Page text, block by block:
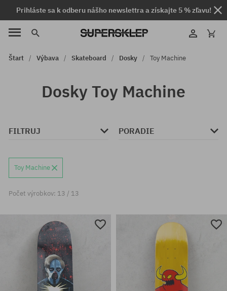
Prihláste sa k odberu nášho newslettra a získajte 5 % zľavu!
Štart Výbava Skateboard Dosky Toy Machine
Dosky Toy Machine
FILTRUJ PORADIE
Toy Machine
Počet výrobkov: 13 / 13